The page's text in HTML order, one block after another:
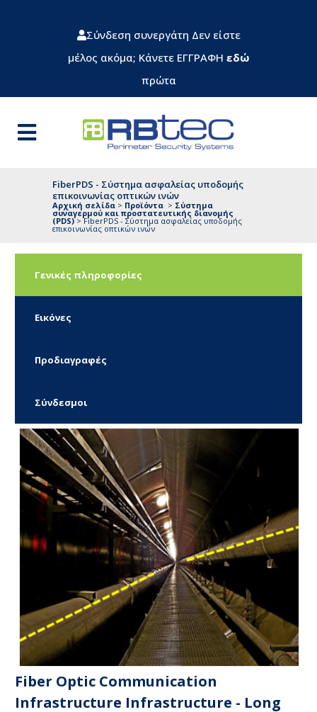
Σύνδεση συνεργάτη Δεν είστε
μέλος ακόμα; Κάνετε ΕΓΓΡΑΦΗ εδώ
πρώτα
FiberPDS - Σύστημα ασφαλείας υποδομής
επικοινωνίας οπτικών ινών
Αρχική σελίδα > Προϊόντα > Σύστημα
συναγερμού και προστατευτικής διανομής
(PDS)>FiberPDS - Σύστημα ασφαλείας υποδομής
επικοινωνίας οπτικών ινών
Γενικές πληροφορίες
Εικόνες
Προδιαγραφές
Σύνδεσμοι
Fiber Optic Communication
Infrastructure Infrastructure - Long